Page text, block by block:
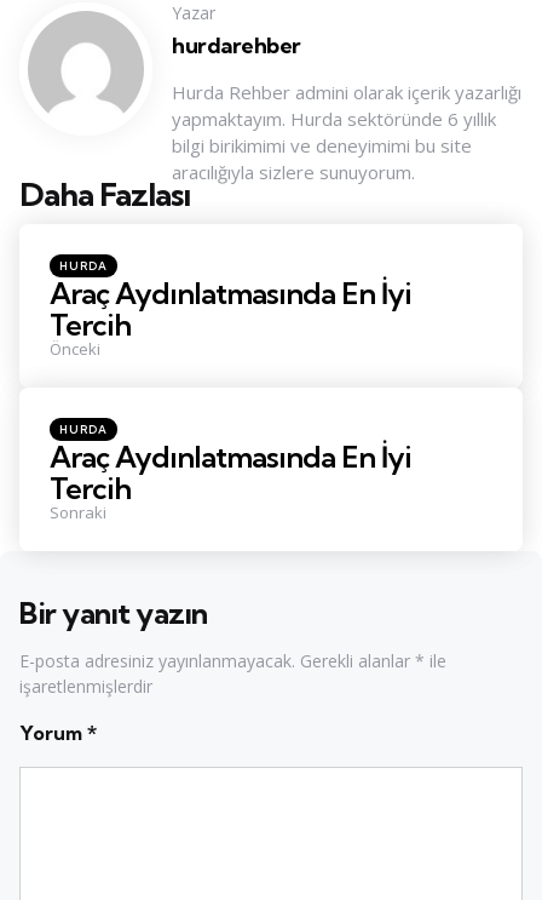
Yazar
hurdarehber
Hurda Rehber admini olarak içerik yazarlığı
yapmaktayım. Hurda sektöründe 6 yıllık
bilgi birikimimi ve deneyimimi bu site
aracılığıyla sizlere sunuyorum.
Daha Fazlası
Konu
Posted
in
HURDA
Araç Aydınlatmasında En İyi
Tercih
Önceki
Posted
in
HURDA
Araç Aydınlatmasında En İyi
Tercih
Sonraki
Bir yanıt yazın
E-posta adresiniz yayınlanmayacak. Gerekli alanlar * ile
işaretlenmişlerdir
Yorum *